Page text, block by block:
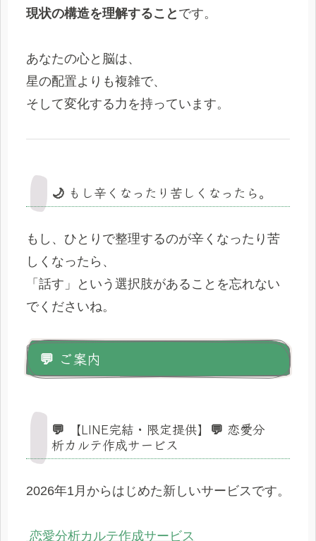
現状の構造を理解すること です。
あなたの心と脳は、
星の配置よりも複雑で、
そして変化する力を持っています。
🌙 もし辛くなったり苦しくなったら。
もし、ひとりで整理するのが辛くなったり苦
しくなったら、
「話す」という選択肢があることを忘れない
でくださいね。
💬 ご案内
💬 【LINE完結・限定提供】💬 恋愛分
析カルテ作成サービス
2026年1月からはじめた新しいサービスです。
恋愛分析カルテ作成サービス